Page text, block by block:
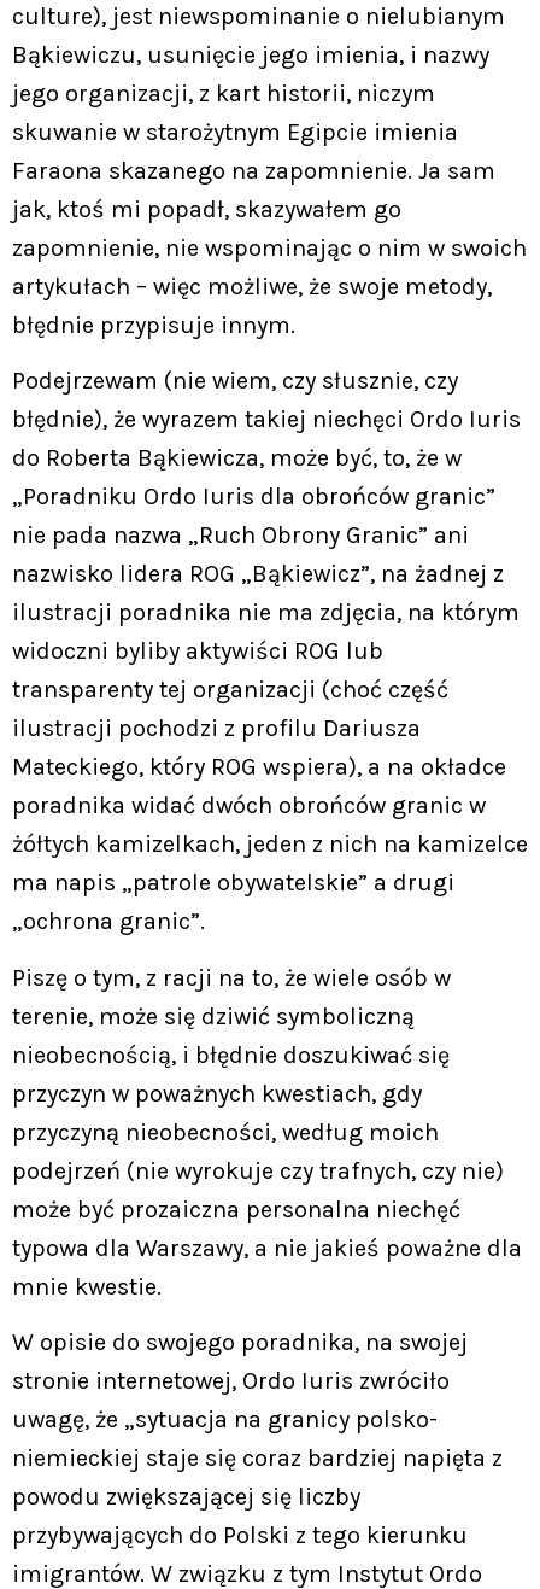
culture), jest niewspominanie o nielubianym
Bąkiewiczu, usunięcie jego imienia, i nazwy
jego organizacji, z kart historii, niczym
skuwanie w starożytnym Egipcie imienia
Faraona skazanego na zapomnienie. Ja sam
jak, ktoś mi popadł, skazywałem go
zapomnienie, nie wspominając o nim w swoich
artykułach – więc możliwe, że swoje metody,
błędnie przypisuje innym.
Podejrzewam (nie wiem, czy słusznie, czy
błędnie), że wyrazem takiej niechęci Ordo Iuris
do Roberta Bąkiewicza, może być, to, że w
„Poradniku Ordo Iuris dla obrońców granic”
nie pada nazwa „Ruch Obrony Granic” ani
nazwisko lidera ROG „Bąkiewicz”, na żadnej z
ilustracji poradnika nie ma zdjęcia, na którym
widoczni byliby aktywiści ROG lub
transparenty tej organizacji (choć część
ilustracji pochodzi z profilu Dariusza
Mateckiego, który ROG wspiera), a na okładce
poradnika widać dwóch obrońców granic w
żółtych kamizelkach, jeden z nich na kamizelce
ma napis „patrole obywatelskie” a drugi
„ochrona granic”.
Piszę o tym, z racji na to, że wiele osób w
terenie, może się dziwić symboliczną
nieobecnością, i błędnie doszukiwać się
przyczyn w poważnych kwestiach, gdy
przyczyną nieobecności, według moich
podejrzeń (nie wyrokuje czy trafnych, czy nie)
może być prozaiczna personalna niechęć
typowa dla Warszawy, a nie jakieś poważne dla
mnie kwestie.
W opisie do swojego poradnika, na swojej
stronie internetowej, Ordo Iuris zwróciło
uwagę, że „sytuacja na granicy polsko-
niemieckiej staje się coraz bardziej napięta z
powodu zwiększającej się liczby
przybywających do Polski z tego kierunku
imigrantów. W związku z tym Instytut Ordo